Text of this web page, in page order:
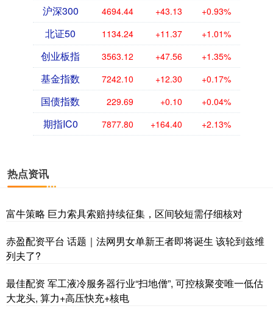
沪深300 4694.44 +43.13 +0.93%
北证50 1134.24 +11.37 +1.01%
创业板指 3563.12 +47.56 +1.35%
基金指数 7242.10 +12.30 +0.17%
国债指数 229.69 +0.10 +0.04%
期指IC0 7877.80 +164.40 +2.13%
热点资讯
富牛策略 巨力索具索赔持续征集，区间较短需仔细核对
赤盈配资平台 话题｜法网男女单新王者即将诞生 该轮到兹维
列夫了?
最佳配资 军工液冷服务器行业“扫地僧”, 可控核聚变唯一低估
大龙头, 算力+高压快充+核电